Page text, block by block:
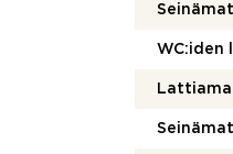
WC:iden